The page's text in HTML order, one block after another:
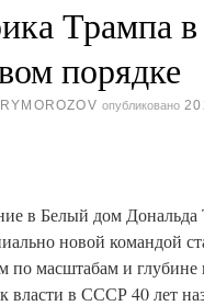
Трампа
порядке
опубликовано
в Белый дом Дональда
новой командой
по масштабам и глубине
власти в СССР 40 лет